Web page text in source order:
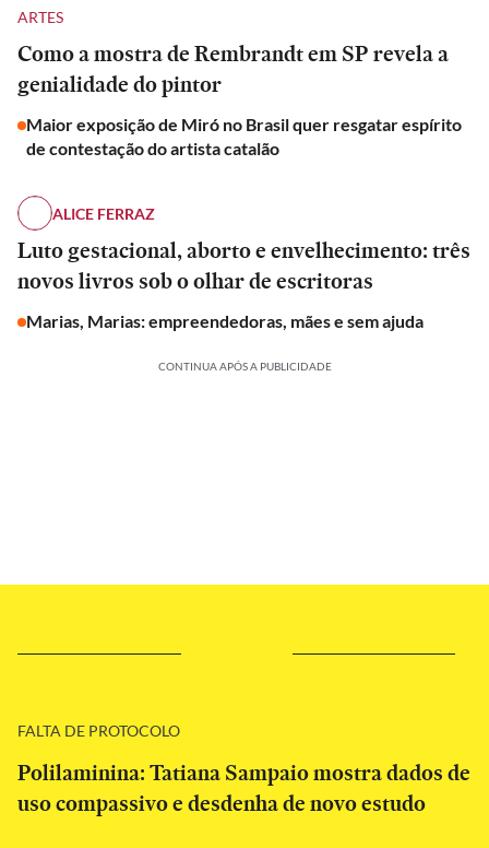
ARTES
Como a mostra de Rembrandt em SP revela a
genialidade do pintor
Maior exposição de Miró no Brasil quer resgatar espírito
de contestação do artista catalão
ALICE FERRAZ
Luto gestacional, aborto e envelhecimento: três
novos livros sob o olhar de escritoras
Marias, Marias: empreendedoras, mães e sem ajuda
CONTINUA APÓS A PUBLICIDADE
FALTA DE PROTOCOLO
Polilaminina: Tatiana Sampaio mostra dados de
uso compassivo e desdenha de novo estudo